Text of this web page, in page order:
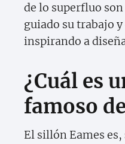
de lo superfluo
guiado su trabajo
inspirando a
¿Cuál es
famoso
El sillón Eames